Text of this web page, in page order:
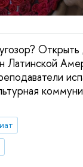
Латинской